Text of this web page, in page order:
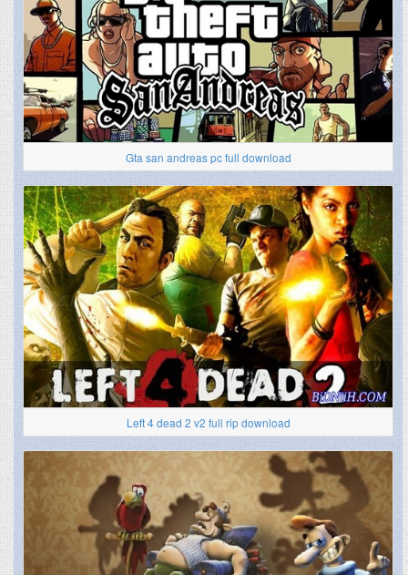
Gta san andreas pc full download
Left 4 dead 2 v2 full rip download